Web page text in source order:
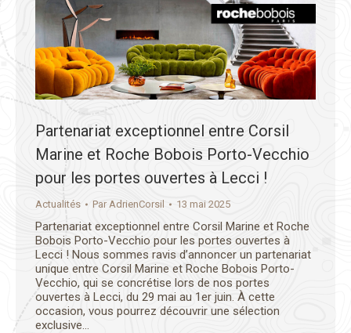
Partenariat exceptionnel entre Corsil
Marine et Roche Bobois Porto-Vecchio
pour les portes ouvertes à Lecci !
Actualités Par AdrienCorsil 13 mai 2025
Partenariat exceptionnel entre Corsil Marine et Roche
Bobois Porto-Vecchio pour les portes ouvertes à
Lecci ! Nous sommes ravis d’annoncer un partenariat
unique entre Corsil Marine et Roche Bobois Porto-
Vecchio, qui se concrétise lors de nos portes
ouvertes à Lecci, du 29 mai au 1er juin. À cette
occasion, vous pourrez découvrir une sélection
exclusive…